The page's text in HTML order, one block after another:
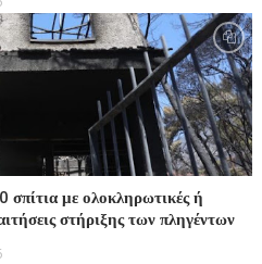
με ολοκληρωτικές ή
στήριξης των πληγέντων